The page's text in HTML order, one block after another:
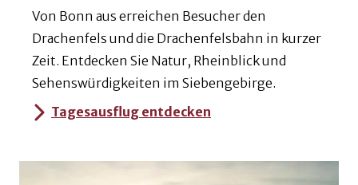
Von Bonn aus erreichen Besucher den
Drachenfels und die Drachenfelsbahn in kurzer
Zeit. Entdecken Sie Natur, Rheinblick und
Sehenswürdigkeiten im Siebengebirge.
Tagesausflug entdecken